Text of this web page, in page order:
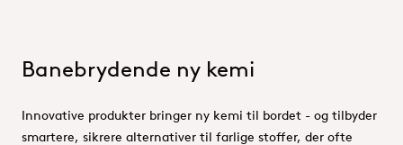
Banebrydende ny kemi
Innovative produkter bringer ny kemi til bordet - og tilbyder
smartere, sikrere alternativer til farlige stoffer, der ofte